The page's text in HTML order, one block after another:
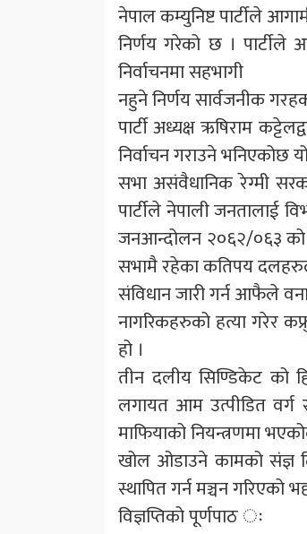
नेपाल कम्युनिष्ट पार्टीले
निर्णय गरेको छ ।
निर्वाचनमा सहभागी
नहुने निर्णय सार्वजनीक
पार्टी अध्यक्ष ऋषिराम
निर्वाचन गराउने भनिएकोछ
सभा असंवैधानिक रेग्मी
पार्टीले नेपाली जनतालाई
जनआन्दोलन २०६२/०६३ को
सभामै रहेका कतिपय
संविधान जारी गर्न आफैले
नागरिकहरुको हत्या गरेर
हो ।
तीन दलीय सिण्डिकेट को
लगायत आम उत्पीडित वर्ग
माफियाको नियन्त्रणमा
खोल ओडाउने कामको संज्ञ
स्थापित गर्न मञ्चन गरिएको
विज्ञप्तिको पूर्णपाठ ः